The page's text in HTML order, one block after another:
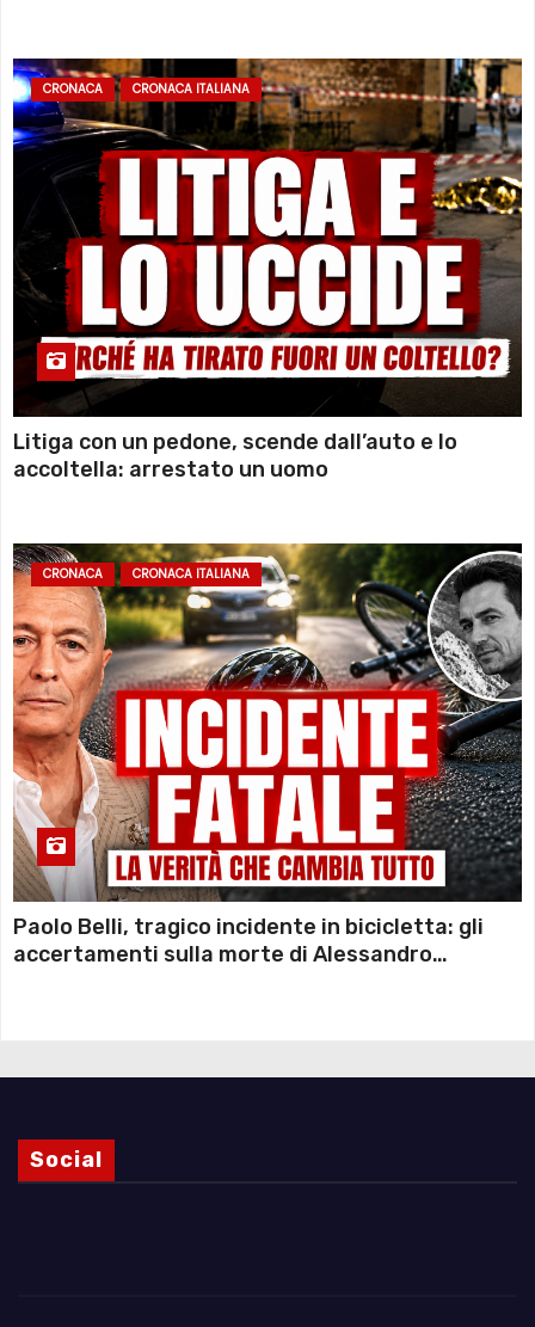
CRONACA CRONACA ITALIANA
Litiga con un pedone, scende dall’auto e lo
accoltella: arrestato un uomo
CRONACA CRONACA ITALIANA
Paolo Belli, tragico incidente in bicicletta: gli
accertamenti sulla morte di Alessandro
Social